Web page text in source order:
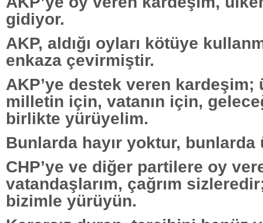
gidiyor.
AKP, aldığı oyları kötüye
enkaza çevirmiştir.
AKP’ye destek veren kardeşim;
milletin için, vatanın için,
birlikte yürüyelim.
Bunlarda hayır yoktur,
CHP’ye ve diğer partilere oy
vatandaşlarım, çağrım
bizimle yürüyün.